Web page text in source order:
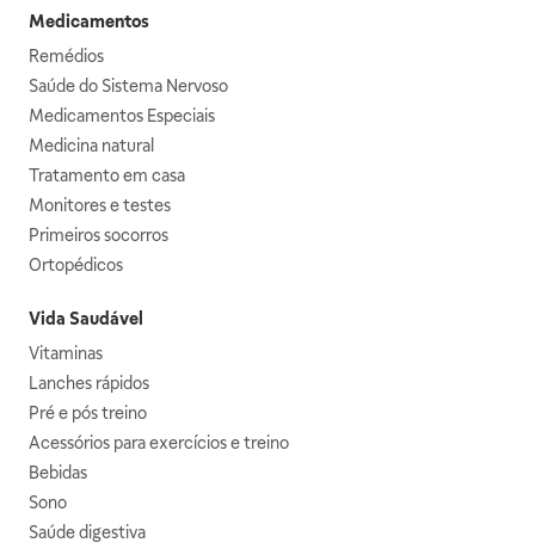
Medicamentos
Remédios
Saúde do Sistema Nervoso
Medicamentos Especiais
Medicina natural
Tratamento em casa
Monitores e testes
Primeiros socorros
Ortopédicos
Vida Saudável
Vitaminas
Lanches rápidos
Pré e pós treino
Acessórios para exercícios e treino
Bebidas
Sono
Saúde digestiva